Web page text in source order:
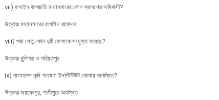
vii) রাখাইন উপজাতি মায়ানমারের কোন প্রদেশের অধিবাসী?
উত্তরঃ মায়ানমারের রাখাইন রাজ্যের
viii) পদ্মা সেতু কোন দুটি জেলাকে সংযুক্ত করেছে?
উত্তরঃ মুন্সিগঞ্জ ও শরিয়তপুর
ix) বাংলাদেশ কৃষি গবেষণা ইনস্টিটিউট কোথায় অবস্থিত?
উত্তরঃ জয়দেবপুর, গাজীপুরে অবস্থিত